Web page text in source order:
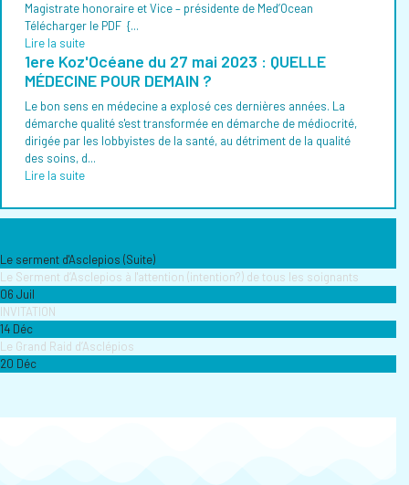
Magistrate honoraire et Vice – présidente de Med’Ocean
Télécharger le PDF {...
Lire la suite
1ere Koz'Océane du 27 mai 2023 : QUELLE
MÉDECINE POUR DEMAIN ?
Le bon sens en médecine a explosé ces dernières années. La
démarche qualité s'est transformée en démarche de médiocrité,
dirigée par les lobbyistes de la santé, au détriment de la qualité
des soins, d...
Lire la suite
Le serment d'Asclepios (Suite)
Le Serment d’Asclepios à l'attention (intention?) de tous les soignants
06 Juil
INVITATION
14 Déc
Le Grand Raid d’Asclépios
20 Déc